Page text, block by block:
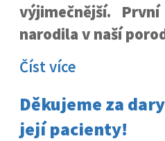
výjimečnější.
narodila v naší
Číst více
Děkujeme za
její pacienty!